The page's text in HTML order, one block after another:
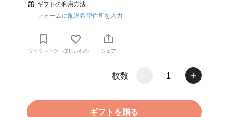
ギフトの利用方法
フォームに配送希望住所を入力
ブックマーク ほしいもの シェア
枚数 1
ギフトを贈る